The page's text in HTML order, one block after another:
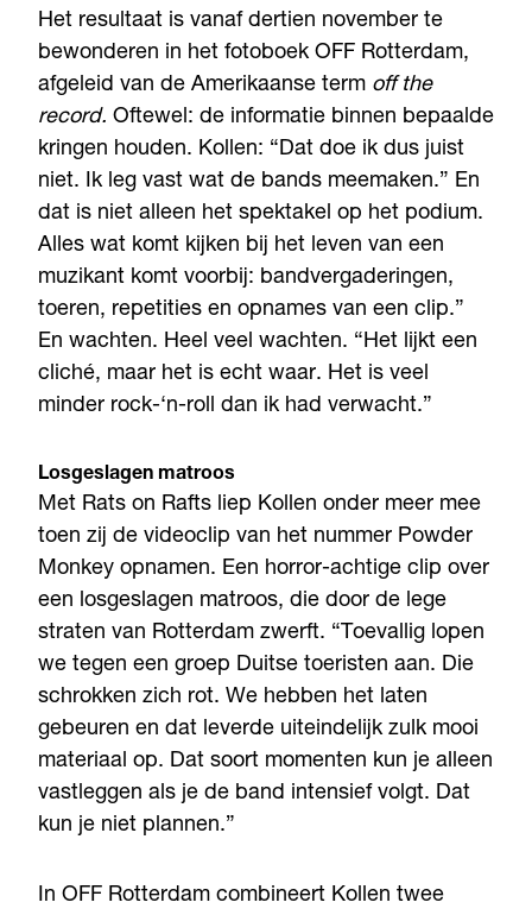
Het resultaat is vanaf dertien november te
bewonderen in het fotoboek OFF Rotterdam,
afgeleid van de Amerikaanse term off the
record. Oftewel: de informatie binnen bepaalde
kringen houden. Kollen: “Dat doe ik dus juist
niet. Ik leg vast wat de bands meemaken.” En
dat is niet alleen het spektakel op het podium.
Alles wat komt kijken bij het leven van een
muzikant komt voorbij: bandvergaderingen,
toeren, repetities en opnames van een clip.”
En wachten. Heel veel wachten. “Het lijkt een
cliché, maar het is echt waar. Het is veel
minder rock-‘n-roll dan ik had verwacht.”
Losgeslagen matroos
Met Rats on Rafts liep Kollen onder meer mee
toen zij de videoclip van het nummer Powder
Monkey opnamen. Een horror-achtige clip over
een losgeslagen matroos, die door de lege
straten van Rotterdam zwerft. “Toevallig lopen
we tegen een groep Duitse toeristen aan. Die
schrokken zich rot. We hebben het laten
gebeuren en dat leverde uiteindelijk zulk mooi
materiaal op. Dat soort momenten kun je alleen
vastleggen als je de band intensief volgt. Dat
kun je niet plannen.”
In OFF Rotterdam combineert Kollen twee